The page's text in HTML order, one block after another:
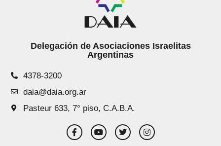
Delegación de Asociaciones Israelitas
Argentinas
4378-3200
daia@daia.org.ar
Pasteur 633, 7° piso, C.A.B.A.